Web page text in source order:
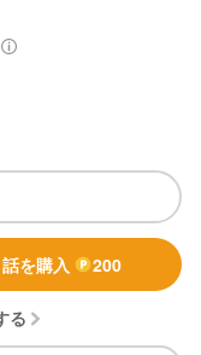
を購入 200
る